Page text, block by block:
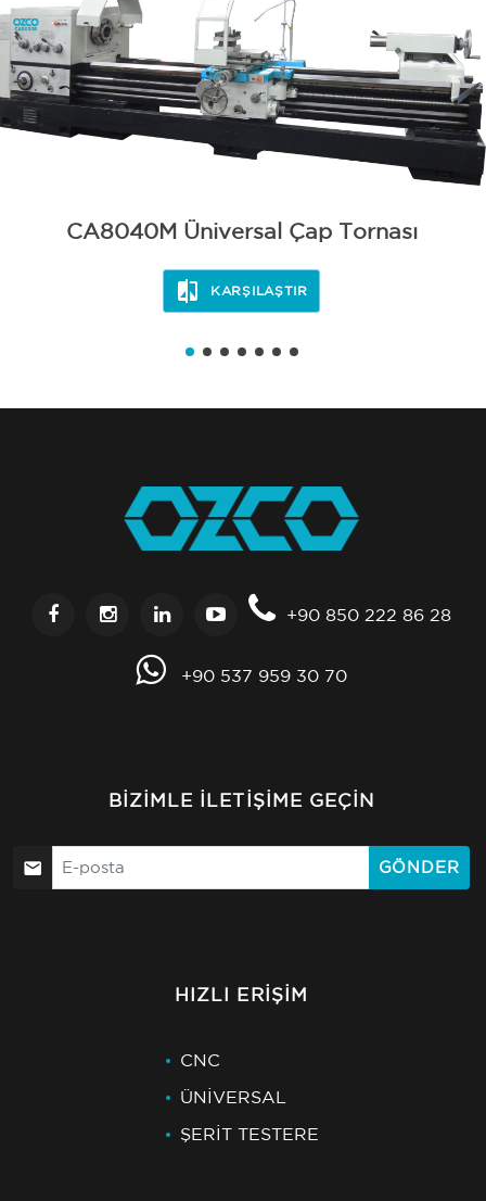
CA8040M Üniversal Çap Tornası
KARŞILAŞTIR
+90 850 222 86 28
+90 537 959 30 70
BIZIMLE İLETIŞIME GEÇIN
GÖNDER
HIZLI ERIŞIM
CNC
ÜNİVERSAL
ŞERİT TESTERE